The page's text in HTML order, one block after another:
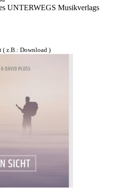
UNTERWEGS Musikverlags
z.B.: Download )